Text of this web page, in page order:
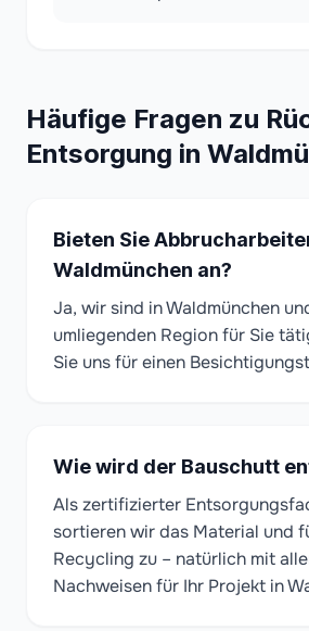
Häufige Fragen zu
Entsorgung in
Bieten Sie
Waldmünchen an?
Ja, wir sind in Waldmünchen
umliegenden Region für Sie
Sie uns für einen
Wie wird der Bauschutt
Als zertifizierter
sortieren wir das Material und
Recycling zu – natürlich mit
Nachweisen für Ihr Projekt in